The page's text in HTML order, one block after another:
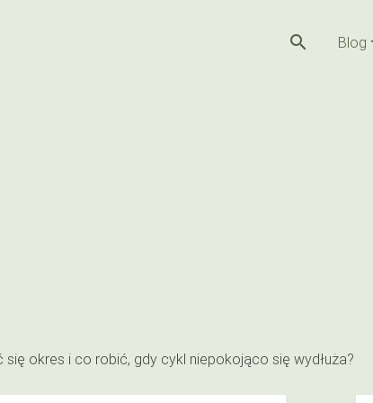
search Blog
się okres i co robić, gdy cykl niepokojąco się wydłuża?